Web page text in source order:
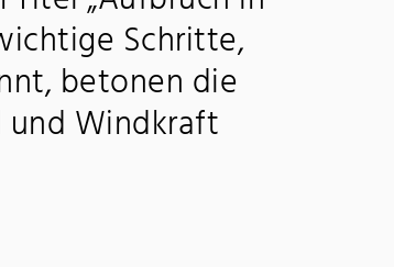
Schritte,
betonen die
und Windkraft